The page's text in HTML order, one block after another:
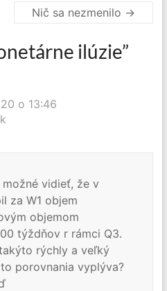
Nič sa nezmenilo →
ilúzie”
o 13:46
vidieť, že v
za W1 objem
objemom
týždňov r rámci Q3.
rýchly a veľký
porovnania vyplýva?